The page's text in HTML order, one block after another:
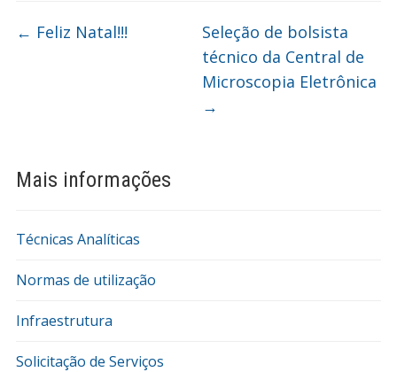
Mais informações
Técnicas Analíticas
Normas de utilização
Infraestrutura
Solicitação de Serviços
← Feliz Natal!!!
Seleção de bolsista
técnico da Central de
Microscopia Eletrônica
→